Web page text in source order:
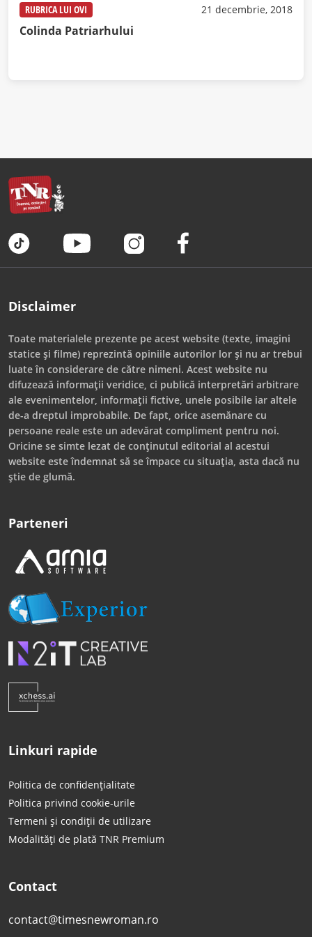
RUBRICA LUI OVI 21 decembrie, 2018
Colinda Patriarhului
Disclaimer
Toate materialele prezente pe acest website (texte, imagini
statice și filme) reprezintă opiniile autorilor lor și nu ar trebui
luate în considerare de către nimeni. Acest website nu
difuzează informații veridice, ci publică interpretări arbitrare
ale evenimentelor, informații fictive, unele posibile iar altele
de-a dreptul improbabile. De fapt, orice asemănare cu
persoane reale este un adevărat compliment pentru noi.
Oricine se simte lezat de conținutul editorial al acestui
website este îndemnat să se împace cu situația, asta dacă nu
știe de glumă.
Parteneri
Linkuri rapide
Politica de confidențialitate
Politica privind cookie-urile
Termeni și condiții de utilizare
Modalități de plată TNR Premium
Contact
contact@timesnewroman.ro